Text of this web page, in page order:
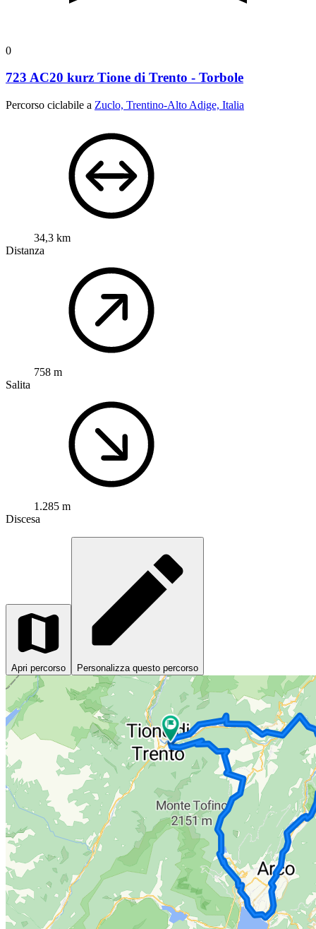
0
723 AC20 kurz Tione di Trento - Torbole
Percorso ciclabile a Zuclo, Trentino-Alto Adige, Italia
34,3 km
Distanza
758 m
Salita
1.285 m
Discesa
Apri percorso Personalizza questo percorso